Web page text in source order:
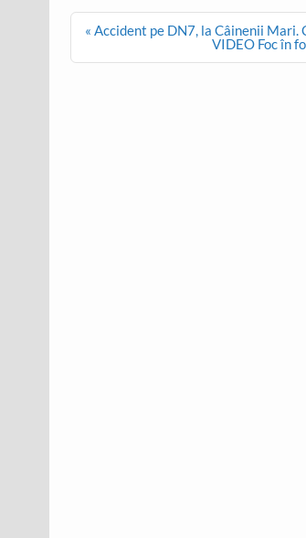
Post
« Accident pe DN7, la Câinenii
VIDEO Foc în